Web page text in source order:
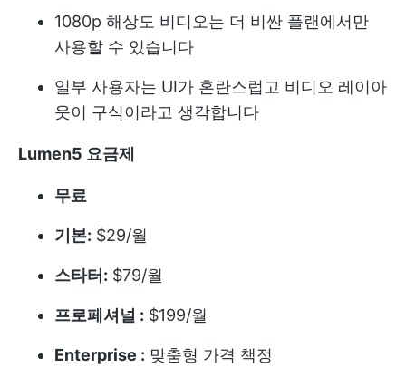
1080p 해상도 비디오는 더 비싼 플랜에서만
사용할 수 있습니다
일부 사용자는 UI가 혼란스럽고 비디오 레이아
웃이 구식이라고 생각합니다
Lumen5 요금제
무료
기본: $29/월
스타터: $79/월
프로페셔널 : $199/월
Enterprise : 맞춤형 가격 책정